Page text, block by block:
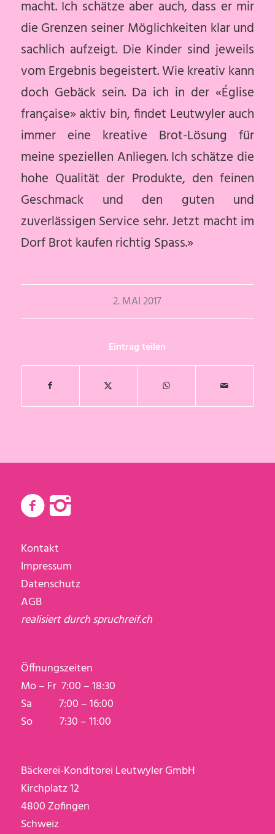
macht. Ich schätze aber auch, dass er mir
die Grenzen seiner Möglichkeiten klar und
sachlich aufzeigt. Die Kinder sind jeweils
vom Ergebnis begeistert. Wie kreativ kann
doch Gebäck sein. Da ich in der «Église
française» aktiv bin, findet Leutwyler auch
immer eine kreative Brot-Lösung für
meine speziellen Anliegen. Ich schätze die
hohe Qualität der Produkte, den feinen
Geschmack und den guten und
zuverlässigen Service sehr. Jetzt macht im
Dorf Brot kaufen richtig Spass.»
2. MAI 2017
Eintrag teilen
Kontakt
Impressum
Datenschutz
AGB
realisiert durchspruchreif.ch
Öffnungszeiten
Mo – Fr 7:00 – 18:30
Sa 7:00 – 16:00
So 7:30 – 11:00
Bäckerei-Konditorei Leutwyler GmbH
Kirchplatz 12
4800 Zofingen
Schweiz